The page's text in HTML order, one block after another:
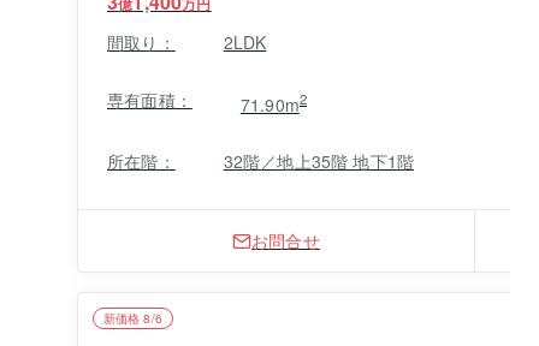
など、都市生活の快適性と安心を高水準で実現してい
間取り： 2LDK
専有面積： 71.90m2
所在階： 32階／地上35階 地下1階
お問合せ
新価格 8/6